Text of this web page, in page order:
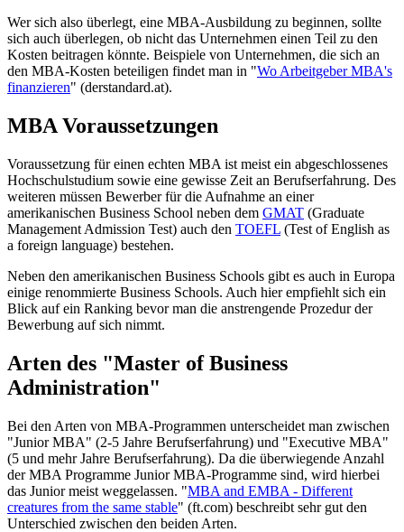
Wer sich also überlegt, eine MBA-Ausbildung zu beginnen, sollte
sich auch überlegen, ob nicht das Unternehmen einen Teil zu den
Kosten beitragen könnte. Beispiele von Unternehmen, die sich an
den MBA-Kosten beteiligen findet man in "Wo Arbeitgeber MBA's
finanzieren" (derstandard.at).
MBA Voraussetzungen
Voraussetzung für einen echten MBA ist meist ein abgeschlossenes
Hochschulstudium sowie eine gewisse Zeit an Berufserfahrung. Des
weiteren müssen Bewerber für die Aufnahme an einer
amerikanischen Business School neben dem GMAT (Graduate
Management Admission Test) auch den TOEFL (Test of English as
a foreign language) bestehen.
Neben den amerikanischen Business Schools gibt es auch in Europa
einige renommierte Business Schools. Auch hier empfiehlt sich ein
Blick auf ein Ranking bevor man die anstrengende Prozedur der
Bewerbung auf sich nimmt.
Arten des "Master of Business
Administration"
Bei den Arten von MBA-Programmen unterscheidet man zwischen
"Junior MBA" (2-5 Jahre Berufserfahrung) und "Executive MBA"
(5 und mehr Jahre Berufserfahrung). Da die überwiegende Anzahl
der MBA Programme Junior MBA-Programme sind, wird hierbei
das Junior meist weggelassen. "MBA and EMBA - Different
creatures from the same stable" (ft.com) beschreibt sehr gut den
Unterschied zwischen den beiden Arten.